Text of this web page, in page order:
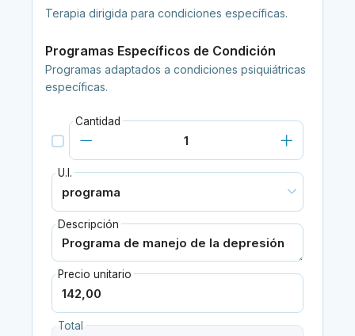
Terapia dirigida para condiciones específicas.
Programas Específicos de Condición
Programas adaptados a condiciones psiquiátricas
específicas.
Cantidad
U.I.
Descripción
Precio unitario
Total